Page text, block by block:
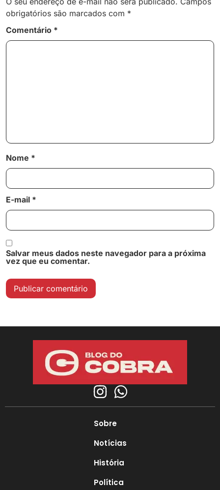
obrigatórios são marcados com *
Comentário *
Nome *
E-mail *
Salvar meus dados neste navegador para a próxima
vez que eu comentar.
Sobre
Notícias
História
Política